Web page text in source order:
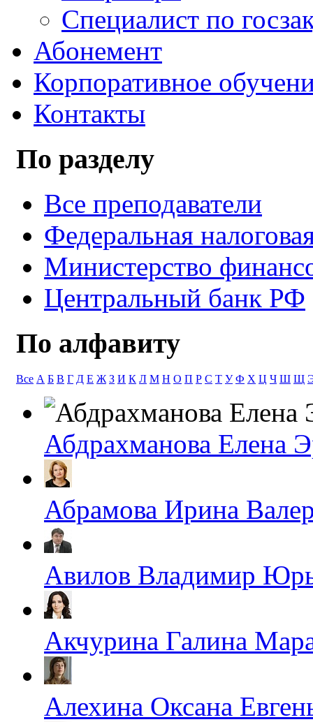
Специалист по
Абонемент
Корпоративное
Контакты
По разделу
Все преподаватели
Федеральная
Министерство
Центральный банк РФ
По алфавиту
Все А Б В Г Д Е Ж З И К Л М Н О П Р С Т У Ф Х Ц Ч Ш Щ
Абдрахманова Елена
Абрамова Ирина
Авилов Владимир
Акчурина Галина
Алехина Оксана